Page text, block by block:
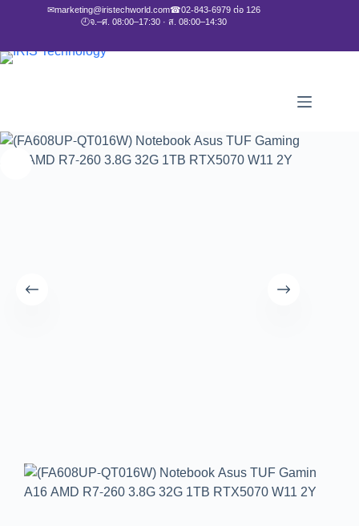
✉marketing@iristechworld.com☎02-843-6979 ต่อ 126
🕘จ.–ศ. 08:00–17:30 · ส. 08:00–14:30